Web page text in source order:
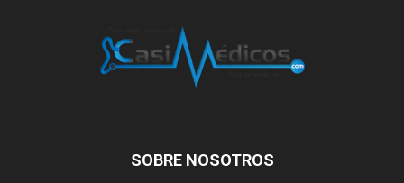
SOBRE NOSOTROS